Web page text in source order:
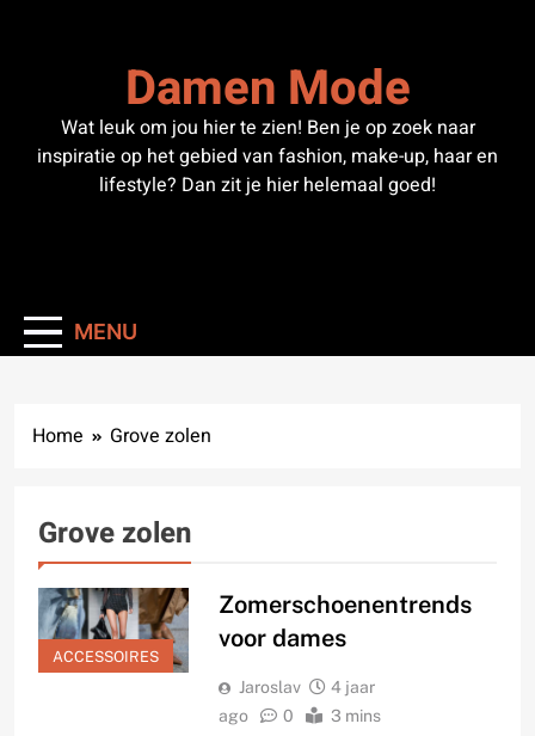
Damen Mode
Wat leuk om jou hier te zien! Ben je op zoek naar
inspiratie op het gebied van fashion, make-up, haar en
lifestyle? Dan zit je hier helemaal goed!
MENU
Home Grove zolen
Grove zolen
ACCESSOIRES
Zomerschoenentrends
voor dames
Jaroslav
4 jaar
ago
0 3 mins